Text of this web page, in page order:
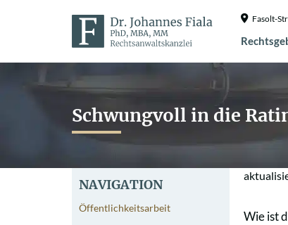
Fasolt-
Schwungvoll in die
NAVIGATION
Öffentlichkeitsarbeit
Wie ist